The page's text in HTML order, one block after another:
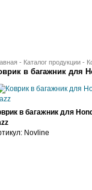
- Каталог продукции -
в багажник для
в багажник для
Novline